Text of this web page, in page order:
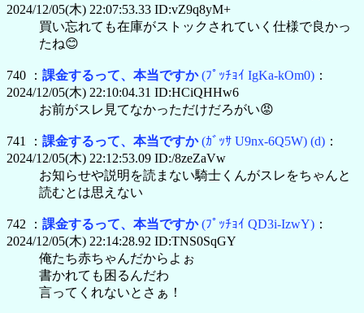
2024/12/05(木) 22:07:53.33 ID:vZ9q8yM+
買い忘れても在庫がストックされていく仕様で良かっ
たね😊
740 ： 課金するって、本当ですか(ﾌﾟｯﾁｮｲ IgKa-kOm0) ：
2024/12/05(木) 22:10:04.31 ID:HCiQHHw6
お前がスレ見てなかっただけだろがい😡
741 ： 課金するって、本当ですか(ｶﾞｯｻ U9nx-6Q5W) (d) ：
2024/12/05(木) 22:12:53.09 ID:/8zeZaVw
お知らせや説明を読まない騎士くんがスレをちゃんと
読むとは思えない
742 ： 課金するって、本当ですか(ﾌﾟｯﾁｮｲ QD3i-IzwY) ：
2024/12/05(木) 22:14:28.92 ID:TNS0SqGY
俺たち赤ちゃんだからよぉ
書かれても困るんだわ
言ってくれないとさぁ！